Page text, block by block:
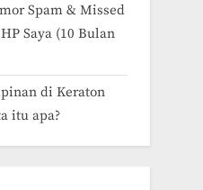
Spam & Missed
Saya (10 Bulan
di Keraton
itu apa?